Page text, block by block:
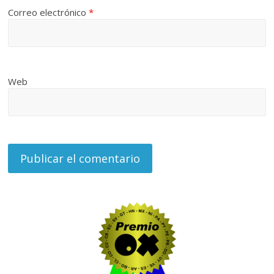
Correo electrónico*
Web